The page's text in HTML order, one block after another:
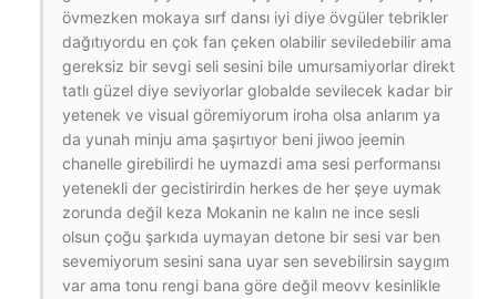
övmezken mokaya sırf dansı iyi diye övgüler tebrikler
dağıtıyordu en çok fan çeken olabilir seviledebilir ama
gereksiz bir sevgi seli sesini bile umursamiyorlar direkt
tatlı güzel diye seviyorlar globalde sevilecek kadar bir
yetenek ve visual göremiyorum iroha olsa anlarım ya
da yunah minju ama şaşırtıyor beni jiwoo jeemin
chanelle girebilirdi he uymazdi ama sesi performansı
yetenekli der gecistirirdin herkes de her şeye uymak
zorunda değil keza Mokanin ne kalın ne ince sesli
olsun çoğu şarkıda uymayan detone bir sesi var ben
sevemiyorum sesini sana uyar sen sevebilirsin saygım
var ama tonu rengi bana göre değil meovv kesinlikle